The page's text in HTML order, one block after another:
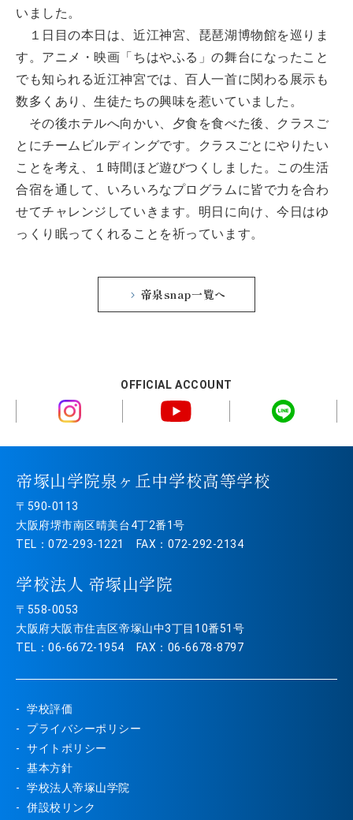
いました。
１日目の本日は、近江神宮、琵琶湖博物館を巡りま
す。アニメ・映画「ちはやふる」の舞台になったこと
でも知られる近江神宮では、百人一首に関わる展示も
数多くあり、生徒たちの興味を惹いていました。
その後ホテルへ向かい、夕食を食べた後、クラスご
とにチームビルディングです。クラスごとにやりたい
ことを考え、１時間ほど遊びつくしました。この生活
合宿を通して、いろいろなプログラムに皆で力を合わ
せてチャレンジしていきます。明日に向け、今日はゆ
っくり眠ってくれることを祈っています。
帝泉snap一覧へ
OFFICIAL ACCOUNT
帝塚山学院泉ヶ丘中学校高等学校
〒590-0113
大阪府堺市南区晴美台4丁2番1号
TEL：072-293-1221 FAX：072-292-2134
学校法人 帝塚山学院
〒558-0053
大阪府大阪市住吉区帝塚山中3丁目10番51号
TEL：06-6672-1954 FAX：06-6678-8797
学校評価
プライバシーポリシー
サイトポリシー
基本方針
学校法人帝塚山学院
併設校リンク